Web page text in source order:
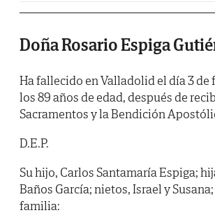
Doña Rosario Espiga
Ha fallecido en Valladolid el día 3 de
los 89 años de edad, después de
Sacramentos y la Bendición
D.E.P.
Su hijo, Carlos Santamaría Espiga;
Baños García; nietos, Israel y
familia: